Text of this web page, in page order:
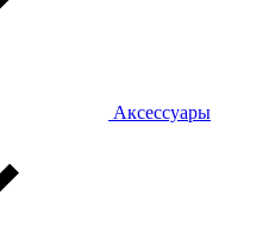
Аксессуары